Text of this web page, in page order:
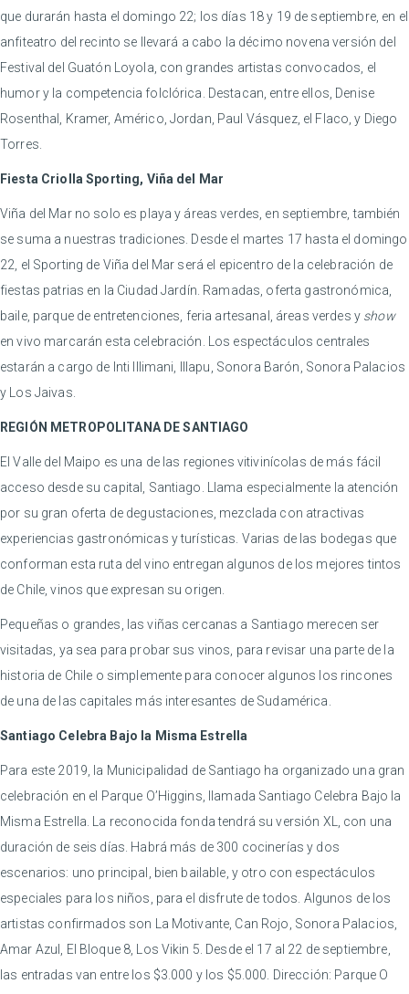
que durarán hasta el domingo 22; los días 18 y 19 de septiembre, en el
anfiteatro del recinto se llevará a cabo la décimo novena versión del
Festival del Guatón Loyola, con grandes artistas convocados, el
humor y la competencia folclórica. Destacan, entre ellos, Denise
Rosenthal, Kramer, Américo, Jordan, Paul Vásquez, el Flaco, y Diego
Torres.
Fiesta Criolla Sporting, Viña del Mar
Viña del Mar no solo es playa y áreas verdes, en septiembre, también
se suma a nuestras tradiciones. Desde el martes 17 hasta el domingo
22, el Sporting de Viña del Mar será el epicentro de la celebración de
fiestas patrias en la Ciudad Jardín. Ramadas, oferta gastronómica,
baile, parque de entretenciones, feria artesanal, áreas verdes y show
en vivo marcarán esta celebración. Los espectáculos centrales
estarán a cargo de Inti Illimani, Illapu, Sonora Barón, Sonora Palacios
y Los Jaivas.
REGIÓN METROPOLITANA DE SANTIAGO
El Valle del Maipo es una de las regiones vitivinícolas de más fácil
acceso desde su capital, Santiago. Llama especialmente la atención
por su gran oferta de degustaciones, mezclada con atractivas
experiencias gastronómicas y turísticas. Varias de las bodegas que
conforman esta ruta del vino entregan algunos de los mejores tintos
de Chile, vinos que expresan su origen.
Pequeñas o grandes, las viñas cercanas a Santiago merecen ser
visitadas, ya sea para probar sus vinos, para revisar una parte de la
historia de Chile o simplemente para conocer algunos los rincones
de una de las capitales más interesantes de Sudamérica.
Santiago Celebra Bajo la Misma Estrella
Para este 2019, la Municipalidad de Santiago ha organizado una gran
celebración en el Parque O’Higgins, llamada Santiago Celebra Bajo la
Misma Estrella. La reconocida fonda tendrá su versión XL, con una
duración de seis días. Habrá más de 300 cocinerías y dos
escenarios: uno principal, bien bailable, y otro con espectáculos
especiales para los niños, para el disfrute de todos. Algunos de los
artistas confirmados son La Motivante, Can Rojo, Sonora Palacios,
Amar Azul, El Bloque 8, Los Vikin 5. Desde el 17 al 22 de septiembre,
las entradas van entre los $3.000 y los $5.000. Dirección: Parque O